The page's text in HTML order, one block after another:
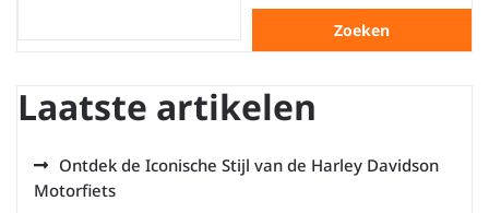
Zoeken
Laatste artikelen
Ontdek de Iconische Stijl van de Harley Davidson
Motorfiets